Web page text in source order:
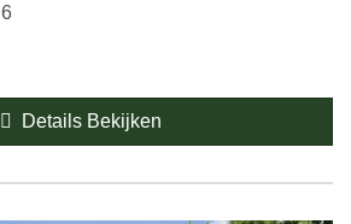
6
Details Bekijken